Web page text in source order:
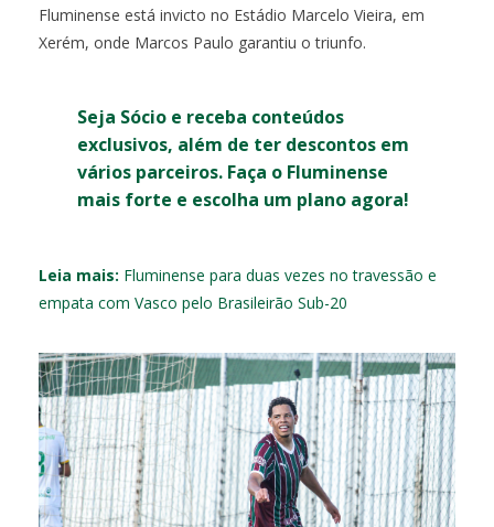
Fluminense está invicto no Estádio Marcelo Vieira, em
Xerém, onde Marcos Paulo garantiu o triunfo.
Seja Sócio e receba conteúdos
exclusivos, além de ter descontos em
vários parceiros. Faça o Fluminense
mais forte e escolha um plano agora!
Leia mais: Fluminense para duas vezes no travessão e
empata com Vasco pelo Brasileirão Sub-20